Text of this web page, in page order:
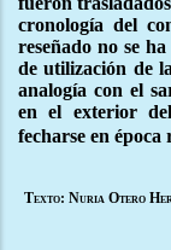
cronología del
reseñado no se
de utilización de
analogía con el
en el exterior
fecharse en época
Texto: Nuria Otero